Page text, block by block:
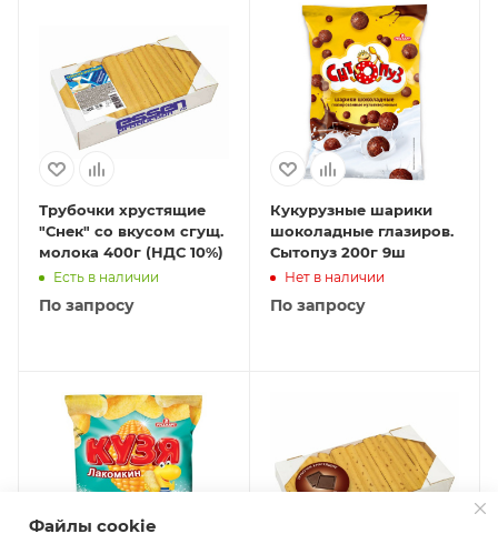
Трубочки хрустящие
"Снек" со вкусом сгущ.
молока 400г (НДС 10%)
Есть в наличии
По запросу
Кукурузные шарики
шоколадные глазиров.
Сытопуз 200г 9ш
Нет в наличии
По запросу
Файлы cookie